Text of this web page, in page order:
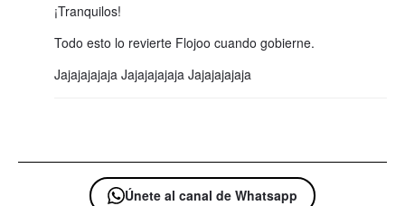
¡Tranquilos!
Todo esto lo revierte Flojoo cuando gobierne.
Jajajajajaja Jajajajajaja Jajajajajaja
Únete al canal de Whatsapp